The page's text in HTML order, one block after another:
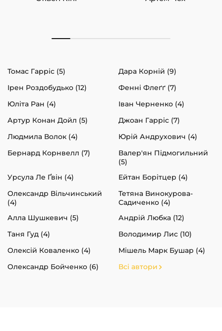
Томас Гарріс (5)
Дара Корній (9)
Ірен Роздобудько (12)
Фенні Флеґґ (7)
Юліта Ран (4)
Іван Черненко (4)
Артур Конан Дойл (5)
Джоан Гарріс (7)
Людмила Волок (4)
Юрій Андрухович (4)
Бернард Корнвелл (7)
Валер'ян Підмогильний
(5)
Урсула Ле Ґвін (4)
Ейтан Борітцер (4)
Олександр Вільчинський
(4)
Тетяна Винокурова-
Садиченко (4)
Алла Шушкевич (5)
Андрій Любка (12)
Таня Гуд (4)
Володимир Лис (10)
Олексій Коваленко (4)
Мішель Марк Бушар (4)
Олександр Бойченко (6)
Всі автори